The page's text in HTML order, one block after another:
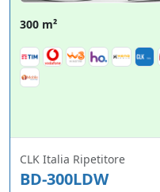
300 m²
CLK Italia Ripetitore
BD-300LDW